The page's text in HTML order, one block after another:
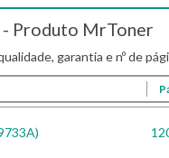
Produto MrToner
garantia e nº de